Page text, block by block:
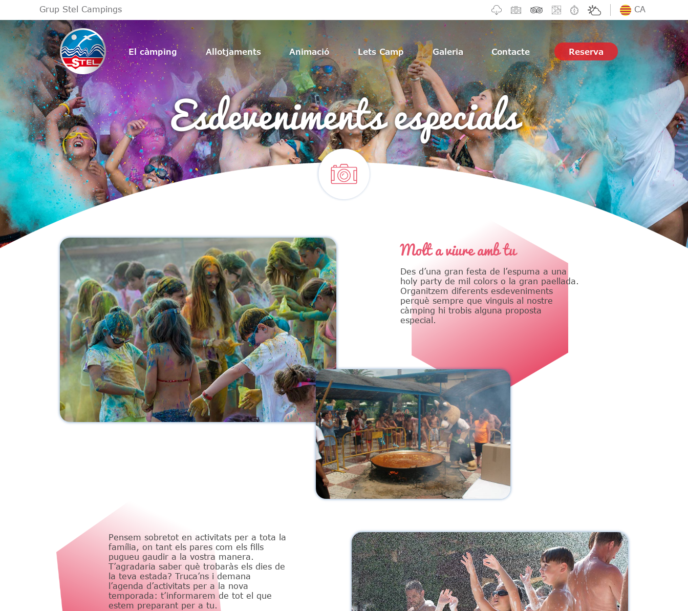
Grup Stel Campings CA
El càmping Allotjaments Animació Lets Camp Galeria Contacte Reserva
Esdeveniments especials
Molt a viure amb tu
Des d’una gran festa de l’espuma a una
holy party de mil colors o la gran paellada.
Organitzem diferents esdeveniments
perquè sempre que vinguis al nostre
càmping hi trobis alguna proposta
especial.
Pensem sobretot en activitats per a tota la
família, on tant els pares com els fills
pugueu gaudir a la vostra manera.
T’agradaria saber què trobaràs els dies de
la teva estada? Truca’ns i demana
l’agenda d’activitats per a la nova
temporada: t’informarem de tot el que
estem preparant per a tu.